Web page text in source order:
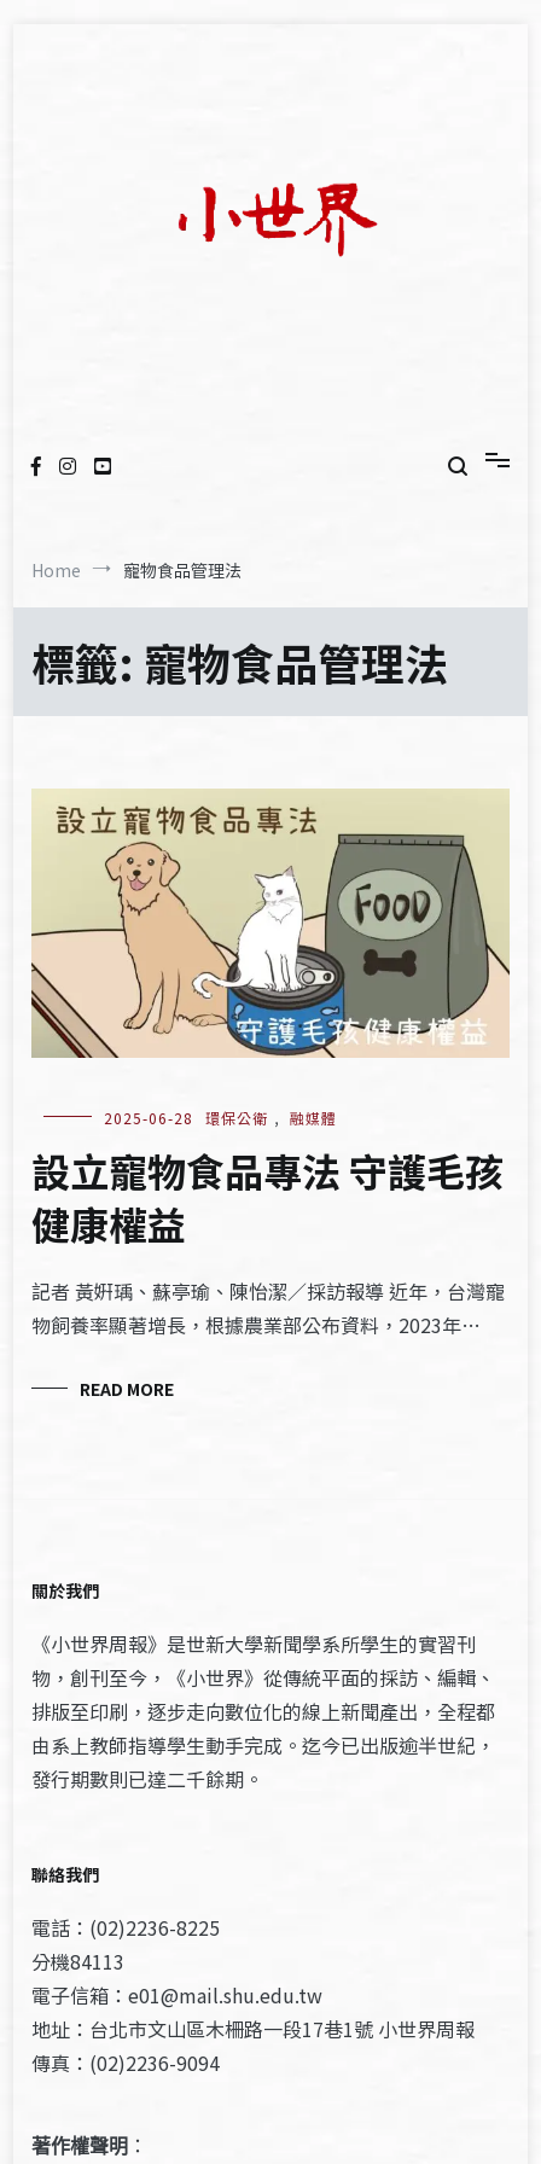
Home 寵物食品管理法
標籤: 寵物食品管理法
2025-06-28 環保公衛 , 融媒體
設立寵物食品專法 守護毛孩
健康權益
記者 黃姸瑀、蘇亭瑜、陳怡潔／採訪報導 近年，台灣寵
物飼養率顯著增長，根據農業部公布資料，2023年…
READ MORE
關於我們
《小世界周報》是世新大學新聞學系所學生的實習刊
物，創刊至今，《小世界》從傳統平面的採訪、編輯、
排版至印刷，逐步走向數位化的線上新聞產出，全程都
由系上教師指導學生動手完成。迄今已出版逾半世紀，
發行期數則已達二千餘期。
聯絡我們
電話：(02)2236-8225
分機84113
電子信箱：e01@mail.shu.edu.tw
地址：台北市文山區木柵路一段17巷1號 小世界周報
傳真：(02)2236-9094
著作權聲明 ：